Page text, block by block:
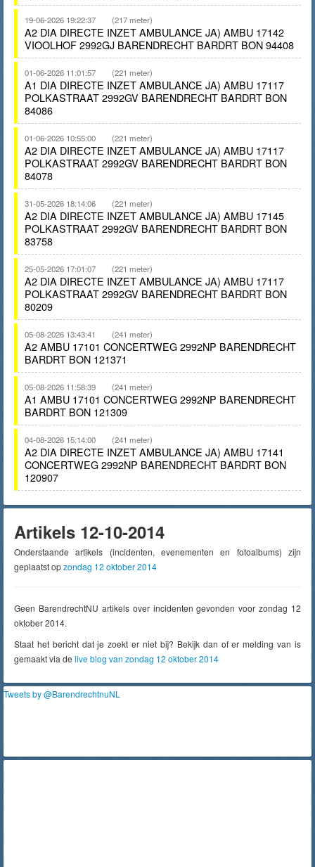
19-06-2026 19:22:37 (217 meter)
A2 DIA DIRECTE INZET AMBULANCE JA) AMBU 17142
VIOOLHOF 2992GJ BARENDRECHT BARDRT BON 94408
01-06-2026 11:01:57 (221 meter)
A1 DIA DIRECTE INZET AMBULANCE JA) AMBU 17117
POLKASTRAAT 2992GV BARENDRECHT BARDRT BON
84086
01-06-2026 10:55:00 (221 meter)
A2 DIA DIRECTE INZET AMBULANCE JA) AMBU 17117
POLKASTRAAT 2992GV BARENDRECHT BARDRT BON
84078
31-05-2026 18:14:06 (221 meter)
A2 DIA DIRECTE INZET AMBULANCE JA) AMBU 17145
POLKASTRAAT 2992GV BARENDRECHT BARDRT BON
83758
25-05-2026 17:01:07 (221 meter)
A2 DIA DIRECTE INZET AMBULANCE JA) AMBU 17117
POLKASTRAAT 2992GV BARENDRECHT BARDRT BON
80209
05-08-2026 13:43:41 (241 meter)
A2 AMBU 17101 CONCERTWEG 2992NP BARENDRECHT
BARDRT BON 121371
05-08-2026 11:58:39 (241 meter)
A1 AMBU 17101 CONCERTWEG 2992NP BARENDRECHT
BARDRT BON 121309
04-08-2026 15:14:00 (241 meter)
A2 DIA DIRECTE INZET AMBULANCE JA) AMBU 17141
CONCERTWEG 2992NP BARENDRECHT BARDRT BON
120907
Artikels 12-10-2014
Onderstaande artikels (incidenten, evenementen en fotoalbums) zijn
geplaatst opzondag 12 oktober 2014
Geen BarendrechtNU artikels over incidenten gevonden voor zondag 12
oktober 2014.
Staat het bericht dat je zoekt er niet bij? Bekijk dan of er melding van is
gemaakt via de live blog van zondag 12 oktober 2014
Tweets by @BarendrechtnuNL